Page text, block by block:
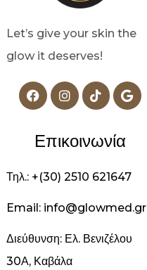
Let’s give your skin the
glow it deserves!
Επικοινωνία
Τηλ.: +(30) 2510 621647
Email: info@glowmed.gr
Διεύθυνση: Ελ. Βενιζέλου
30Α, Καβάλα